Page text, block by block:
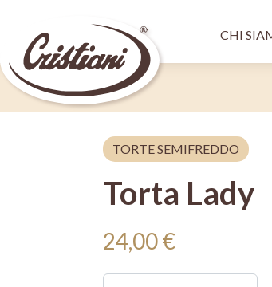
CHI
TORTE SEMIFREDDO
Torta Lady
24,00 €